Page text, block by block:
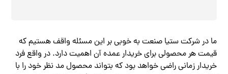
ما در شرکت ستیا صنعت به خوبی بر این مسئله واقف هستیم که
قیمت هر محصولی برای خریدار عمده آن اهمیت دارد. در واقع فرد
خریدار زمانی راضی خواهد بود که بتواند محصول مد نظر خود را با